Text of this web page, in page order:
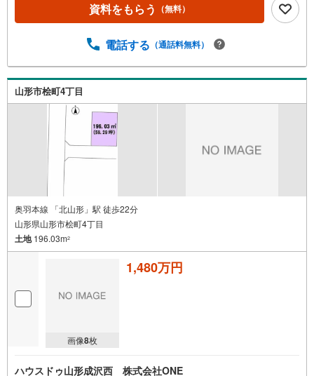
資料をもらう （無料）
電話する （通話料無料）
山形市桧町4丁目
奥羽本線 「北山形」駅 徒歩22分
山形県山形市桧町4丁目
土地196.03m2
画像8枚
1,480万円
ハウスドゥ山形成沢西 株式会社ONE